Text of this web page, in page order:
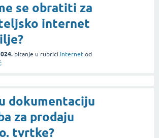
se obratiti za
internet
pitanje u rubrici Internet od
dokumentaciju
za prodaju
tvrtke?